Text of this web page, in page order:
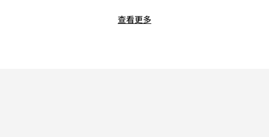
查看更多